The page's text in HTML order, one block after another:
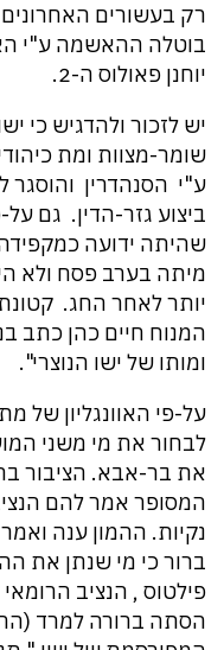
יוחנן פאולוס ה-2.
יש לזכור ולהדגיש כי
שומר-מצוות ומת
ע"י הסנהדרין
ביצוע גזר-הדין. גם
שהיתה ידועה
מיתה בערב פסח ולא
יותר לאחר החג.
המנוח חיים כהן כתב
ומותו של ישו הנוצרי".
על-פי האוונגליון של
לבחור את מי משני
את בר-אבא. הציבור
המסופר אמר להם
נקיות. ההמון ענה
ברור כי מי שנתן את
פילטוס , הנציב
הסתה ברורה למרד